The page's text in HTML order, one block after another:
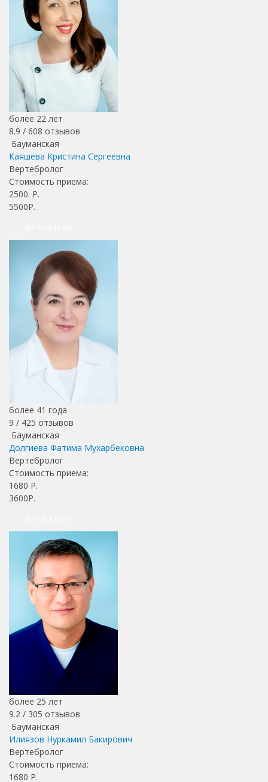
более 22 лет
8.9 / 608 отзывов
Бауманская
Каяшева Кристина Сергеевна
Вертебролог
Стоимость приема:
2500. Р.
5500Р.
более 41 года
9 / 425 отзывов
Бауманская
Долгиева Фатима Мухарбековна
Вертебролог
Стоимость приема:
1680 Р.
3600Р.
более 25 лет
9.2 / 305 отзывов
Бауманская
Илиязов Нуркамил Бакирович
Вертебролог
Стоимость приема:
1680 Р.